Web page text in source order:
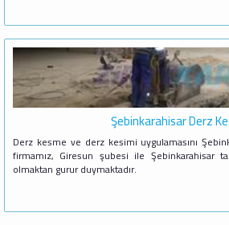
Şebinkarahisar Derz
Derz kesme ve derz kesimi uygulamasını
firmamız, Giresun şubesi ile Şebinkarahisar
olmaktan gurur duymaktadır.